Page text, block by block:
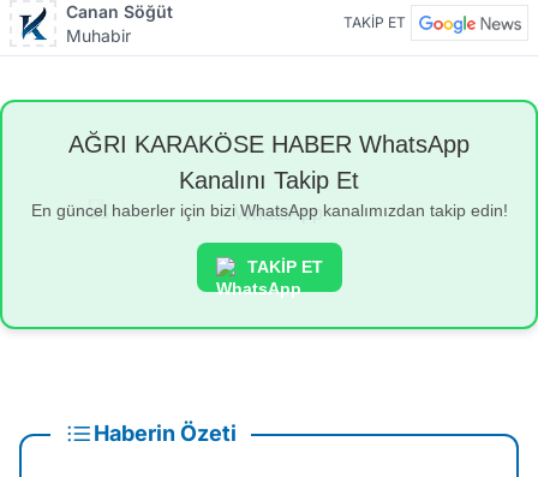
Canan Söğüt
Muhabir
TAKİP ET
AĞRI KARAKÖSE HABER WhatsApp
Kanalını Takip Et
En güncel haberler için bizi WhatsApp kanalımızdan takip edin!
TAKİP ET
Haberin Özeti